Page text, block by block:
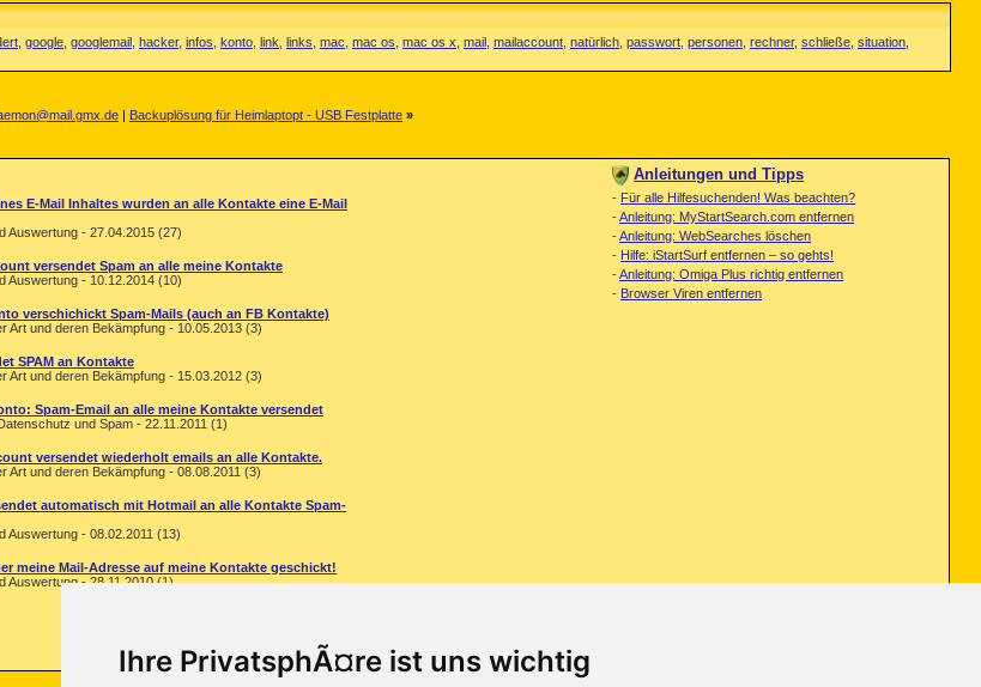
Ihre PrivatsphÃ¤re ist uns wichtig
google googlemail hacker, infos konto link links mac mac os mac os x mail mailaccount natürlich passwort personen rechner, schließe situation
| Backuplösung für Heimlaptopt - USB Festplatte »
E-Mail Inhaltes wurden an alle Kontakte eine E-Mail
Auswertung - 27.04.2015 (27)
versendet Spam an alle meine Kontakte
Auswertung - 10.12.2014 (10)
verschichickt Spam-Mails (auch an FB Kontakte)
Art und deren Bekämpfung - 10.05.2013 (3)
SPAM an Kontakte
Art und deren Bekämpfung - 15.03.2012 (3)
Spam-Email an alle meine Kontakte versendet
und Spam - 22.11.2011 (1)
versendet wiederholt emails an alle Kontakte.
Art und deren Bekämpfung - 08.08.2011 (3)
automatisch mit Hotmail an alle Kontakte Spam-
Auswertung - 08.02.2011 (13)
meine Mail-Adresse auf meine Kontakte geschickt!
Auswertung - 28.11.2010 (1)
Anleitungen und Tipps
- Für alle Hilfesuchenden! Was beachten?
-Anleitung: MyStartSearch.com entfernen
-Anleitung: WebSearches löschen
- Hilfe: iStartSurf entfernen – so gehts!
-Anleitung: Omiga Plus richtig entfernen
- Browser Viren entfernen